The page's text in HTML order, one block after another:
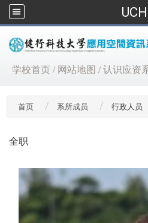
UCH
学校首页 / 网站地图 /认识应资
首页 系所成员 行政人员
全职